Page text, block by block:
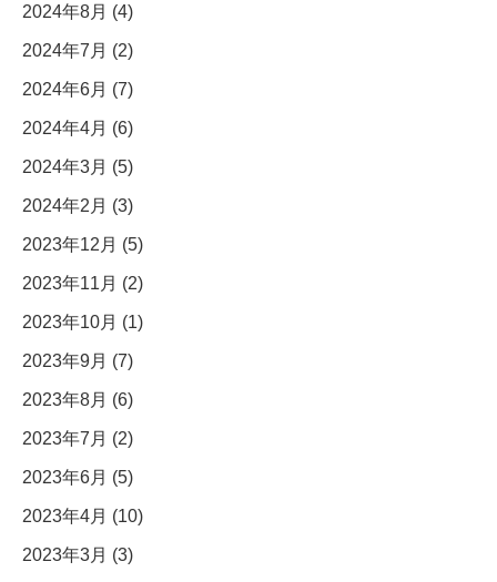
2024年8月 (4)
2024年7月 (2)
2024年6月 (7)
2024年4月 (6)
2024年3月 (5)
2024年2月 (3)
2023年12月 (5)
2023年11月 (2)
2023年10月 (1)
2023年9月 (7)
2023年8月 (6)
2023年7月 (2)
2023年6月 (5)
2023年4月 (10)
2023年3月 (3)